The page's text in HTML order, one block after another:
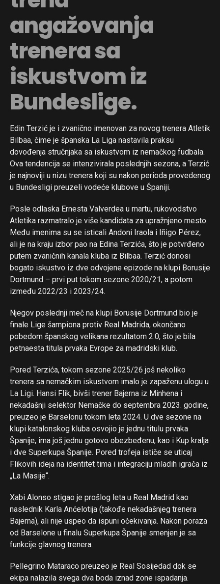
angažovanja
trenera sa
iskustvom iz
Bundeslige.
Edin Terzić je i zvanično imenovan za novog trenera Atletik
Bilbaa, čime je španska La Liga nastavila praksu
dovođenja stručnjaka sa iskustvom iz nemačkog fudbala.
Ova tendencija se intenzivirala poslednjih sezona, a Terzić
je najnoviji u nizu trenera koji su nakon perioda provedenog
u Bundesligi preuzeli vodeće klubove u Španiji.
Posle odlaska Ernesta Valverdea u martu, rukovodstvo
Atletika razmatralo je više kandidata za upražnjeno mesto.
Među imenima su se isticali Andoni Iraola i Iñigo Pérez,
ali je na kraju izbor pao na Edina Terzića, što je potvrđeno
putem zvaničnih kanala kluba iz Bilbaa. Terzić donosi
bogato iskustvo iz dve odvojene epizode na klupi Borusije
Dortmund – prvi put tokom sezone 2020/21, a potom
između 2022/23 i 2023/24.
Njegov poslednji meč na klupi Borusije Dortmund bio je
finale Lige šampiona protiv Real Madrida, okončano
pobedom španskog velikana rezultatom 2:0, što je bila
petnaesta titula prvaka Evrope za madridski klub.
Pored Terzića, tokom sezone 2025/26 još nekoliko
trenera sa nemačkim iskustvom imalo je zapaženu ulogu u
La Ligi. Hansi Flik, bivši trener Bajerna iz Minhena i
nekadašnji selektor Nemačke do septembra 2023. godine,
preuzeo je Barselonu tokom leta 2024. U dve sezone na
klupi katalonskog kluba osvojio je jednu titulu prvaka
Španije, ima još jednu gotovo obezbeđenu, kao i Kup kralja
i dve Superkupa Španije. Pored trofeja ističe se uticaj
Flikovih ideja na identitet tima i integraciju mladih igrača iz
„La Masije“.
Xabi Alonso stigao je prošlog leta u Real Madrid kao
naslednik Karla Anćelotija (takođe nekadašnjeg trenera
Bajerna), ali nije uspeo da ispuni očekivanja. Nakon poraza
od Barselone u finalu Superkupa Španije smenjen je sa
funkcije glavnog trenera.
Pellegrino Mataraco preuzeo je Real Sosijedad dok se
ekipa nalazila svega dva boda iznad zone ispadanja.